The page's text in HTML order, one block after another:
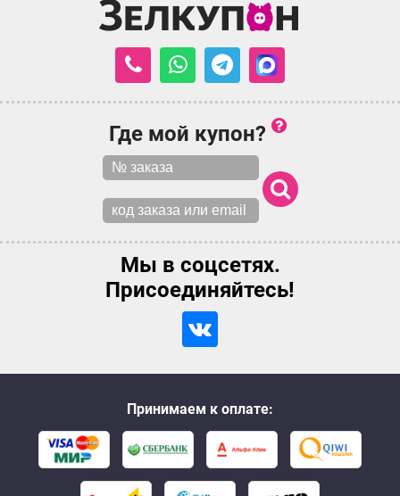
Где мой купон?
Мы в соцсетях.
Присоединяйтесь!
Принимаем к оплате: